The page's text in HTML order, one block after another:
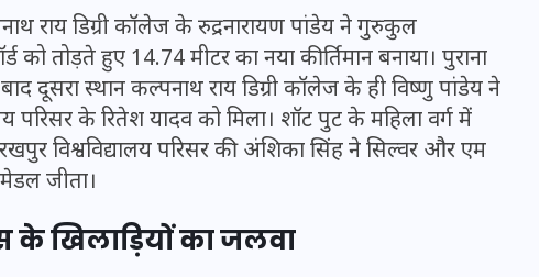
राय डिग्री कॉलेज के रुद्रनारायण पांडेय ने गुरुकुल
तोड़ते हुए 14.74 मीटर का नया कीर्तिमान बनाया। पुराना
दूसरा स्थान कल्पनाथ राय डिग्री कॉलेज के ही विष्णु पांडेय ने
परिसर के रितेश यादव को मिला। शॉट पुट के महिला वर्ग में
विश्वविद्यालय परिसर की अंशिका सिंह ने सिल्वर और एम
जीता।
खिलाड़ियों का जलवा
16 दिसम्बर 2025